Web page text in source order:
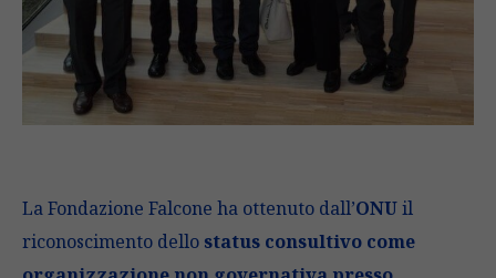
La Fondazione Falcone ha ottenuto dall’ONUil
riconoscimento dello status consultivo come